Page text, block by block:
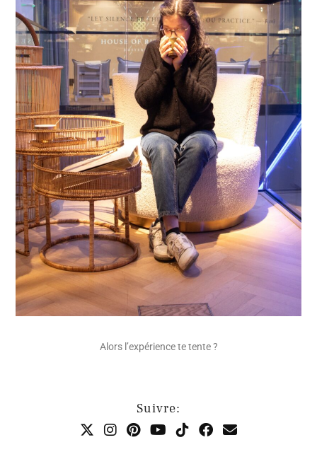
Alors l’expérience te tente ?
Suivre: